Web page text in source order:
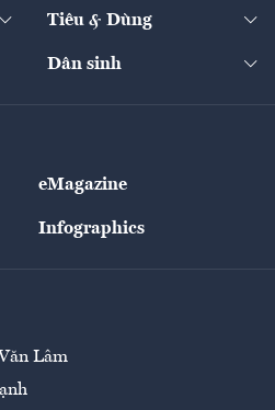
Thị trường
Nông sản
Tiêu & Dùng
Giải trí
Dân sinh
eMagazine
Infographics
Lâm